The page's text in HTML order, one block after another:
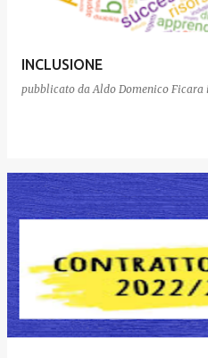
INCLUSIONE
pubblicato da Aldo Domenico Ficara